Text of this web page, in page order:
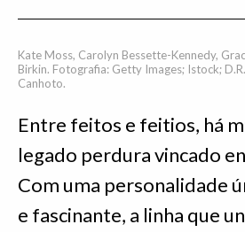
Kate Moss, Carolyn Bessette-Kennedy,
Birkin. Fotografia: Getty Images; Istock;
Canhoto.
Entre feitos e feitios, há
legado perdura vincado
Com uma personalidade
e fascinante, a linha que